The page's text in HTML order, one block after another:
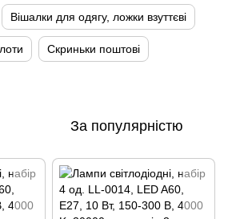
Вішалки для одягу, ложки взуттєві
Скриньки поштові
За популярністю